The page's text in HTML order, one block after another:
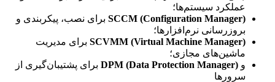
عملکرد سیستم‌ها؛
SCCM (Configuration Manager) برای نصب، پیکربندی و
بروزرسانی نرم‌افزارها؛
SCVMM (Virtual Machine Manager) برای مدیریت
ماشین‌های مجازی؛
و DPM (Data Protection Manager) برای پشتیبان‌گیری از
سرورها